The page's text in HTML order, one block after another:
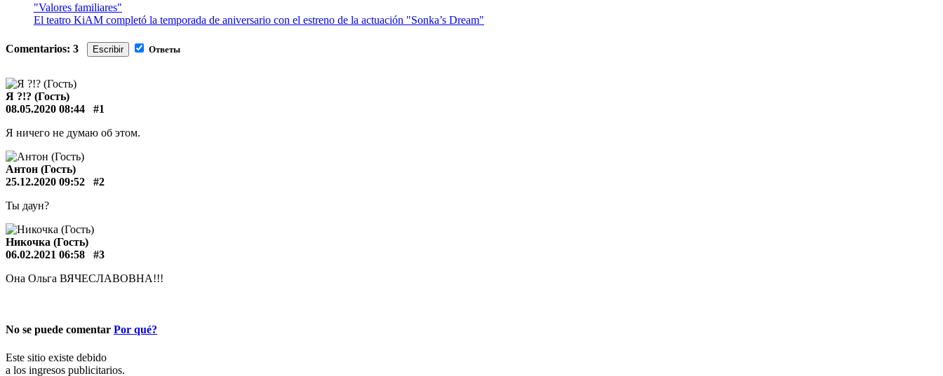
"Valores familiares"
El teatro KiAM completó la temporada de aniversario con el estreno de la actuación "Sonka’s Dream"
Comentarios: 3 Escribir Ответы
Я ?!? (Гость)
08.05.2020 08:44
#1
Я ничего не думаю об этом.
Антон (Гость)
25.12.2020 09:52
#2
Ты даун?
Никочка (Гость)
06.02.2021 06:58
#3
Она Ольга ВЯЧЕСЛАВОВНА!!!
No se puede comentar Por qué?
Este sitio existe debido
a los ingresos publicitarios.